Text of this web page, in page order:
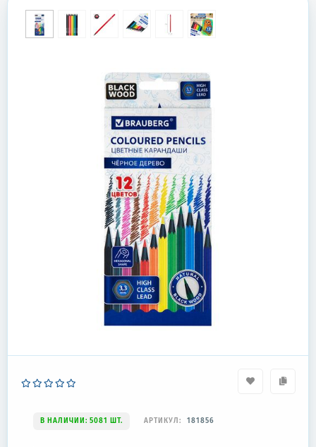
В НАЛИЧИИ: 5081 ШТ. АРТИКУЛ: 181856